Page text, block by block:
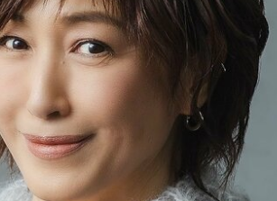
決断の裏側 挫折からの再起
人生が動いた日 10代の挫折と原点
方 独立という決断 大人の学び直し
変革の原動力 次世代へのバトン